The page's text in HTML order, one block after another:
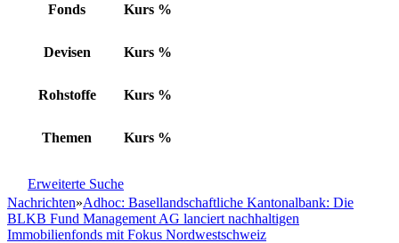
Fonds Kurs %
Devisen Kurs %
Rohstoffe Kurs %
Themen Kurs %
Erweiterte Suche
Nachrichten»Adhoc: Basellandschaftliche Kantonalbank: Die
BLKB Fund Management AG lanciert nachhaltigen
Immobilienfonds mit Fokus Nordwestschweiz